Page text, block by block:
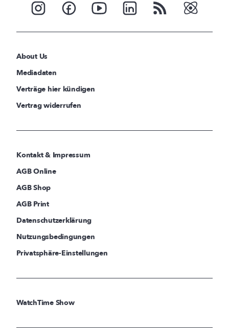
About Us
Mediadaten
Verträge hier kündigen
Vertrag widerrufen
Kontakt & Impressum
AGB Online
AGB Shop
AGB Print
Datenschutzerklärung
Nutzungsbedingungen
Privatsphäre-Einstellungen
WatchTime Show